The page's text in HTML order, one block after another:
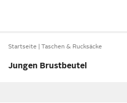
Startseite Taschen & Rucksäcke
Jungen Brustbeutel